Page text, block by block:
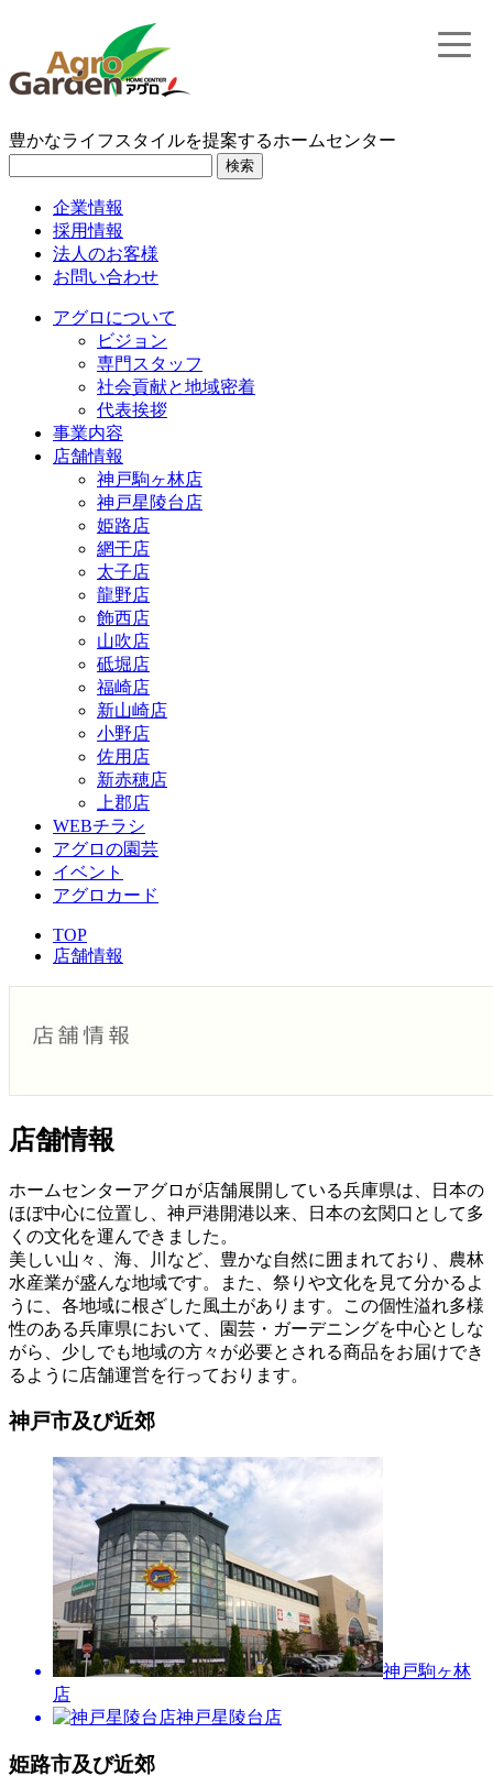
豊かなライフスタイルを提案するホームセンター
検索
企業情報
採用情報
法人のお客様
お問い合わせ
アグロについて
ビジョン
専門スタッフ
社会貢献と地域密着
代表挨拶
事業内容
店舗情報
神戸駒ヶ林店
神戸星陵台店
姫路店
網干店
太子店
龍野店
飾西店
山吹店
砥堀店
福崎店
新山崎店
小野店
佐用店
新赤穂店
上郡店
WEBチラシ
アグロの園芸
イベント
アグロカード
toggle
TOP
店舗情報
店舗情報
ホームセンターアグロが店舗展開している兵庫県は、日本の
ほぼ中心に位置し、神戸港開港以来、日本の玄関口として多
くの文化を運んできました。
美しい山々、海、川など、豊かな自然に囲まれており、農林
水産業が盛んな地域です。また、祭りや文化を見て分かるよ
うに、各地域に根ざした風土があります。この個性溢れ多様
性のある兵庫県において、園芸・ガーデニングを中心としな
がら、少しでも地域の方々が必要とされる商品をお届けでき
るように店舗運営を行っております。
神戸市及び近郊
神戸駒ヶ林
店
神戸星陵台店
姫路市及び近郊